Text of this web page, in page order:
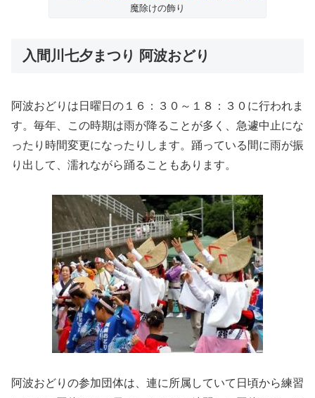
魔除けの飾り
入間川七夕まつり 阿波おどり
阿波おどりは日曜日の１６：３０～１８：３０に行われま
す。毎年、この時期は雨が降ることが多く、急遽中止にな
ったり時間変更になったりします。踊っている間に雨が振
り出して、濡れながら踊ることもあります。
阿波おどりの参加団体は、連に所属していて日頃から練習